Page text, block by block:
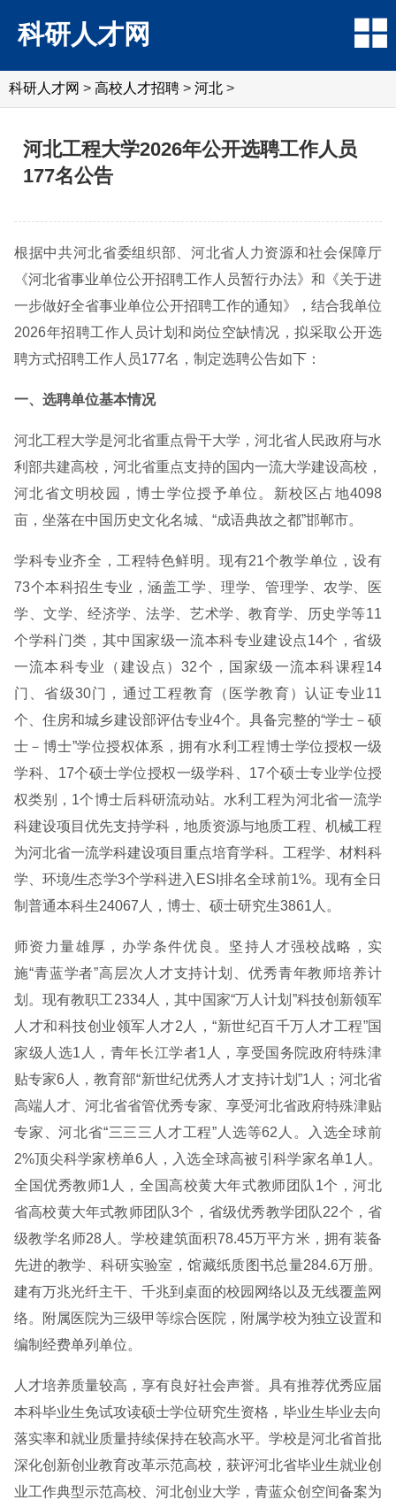
科研人才网
科研人才网 > 高校人才招聘 > 河北 >
河北工程大学2026年公开选聘工作人员
177名公告
根据中共河北省委组织部、河北省人力资源和社会保障厅
《河北省事业单位公开招聘工作人员暂行办法》和《关于进
一步做好全省事业单位公开招聘工作的通知》，结合我单位
2026年招聘工作人员计划和岗位空缺情况，拟采取公开选
聘方式招聘工作人员177名，制定选聘公告如下：
一、选聘单位基本情况
河北工程大学是河北省重点骨干大学，河北省人民政府与水
利部共建高校，河北省重点支持的国内一流大学建设高校，
河北省文明校园，博士学位授予单位。新校区占地4098
亩，坐落在中国历史文化名城、“成语典故之都”邯郸市。
学科专业齐全，工程特色鲜明。现有21个教学单位，设有
73个本科招生专业，涵盖工学、理学、管理学、农学、医
学、文学、经济学、法学、艺术学、教育学、历史学等11
个学科门类，其中国家级一流本科专业建设点14个，省级
一流本科专业（建设点）32个，国家级一流本科课程14
门、省级30门，通过工程教育（医学教育）认证专业11
个、住房和城乡建设部评估专业4个。具备完整的“学士－硕
士－博士”学位授权体系，拥有水利工程博士学位授权一级
学科、17个硕士学位授权一级学科、17个硕士专业学位授
权类别，1个博士后科研流动站。水利工程为河北省一流学
科建设项目优先支持学科，地质资源与地质工程、机械工程
为河北省一流学科建设项目重点培育学科。工程学、材料科
学、环境/生态学3个学科进入ESI排名全球前1%。现有全日
制普通本科生24067人，博士、硕士研究生3861人。
师资力量雄厚，办学条件优良。坚持人才强校战略，实
施“青蓝学者”高层次人才支持计划、优秀青年教师培养计
划。现有教职工2334人，其中国家“万人计划”科技创新领军
人才和科技创业领军人才2人，“新世纪百千万人才工程”国
家级人选1人，青年长江学者1人，享受国务院政府特殊津
贴专家6人，教育部“新世纪优秀人才支持计划”1人；河北省
高端人才、河北省省管优秀专家、享受河北省政府特殊津贴
专家、河北省“三三三人才工程”人选等62人。入选全球前
2%顶尖科学家榜单6人，入选全球高被引科学家名单1人。
全国优秀教师1人，全国高校黄大年式教师团队1个，河北
省高校黄大年式教师团队3个，省级优秀教学团队22个，省
级教学名师28人。学校建筑面积78.45万平方米，拥有装备
先进的教学、科研实验室，馆藏纸质图书总量284.6万册。
建有万兆光纤主干、千兆到桌面的校园网络以及无线覆盖网
络。附属医院为三级甲等综合医院，附属学校为独立设置和
编制经费单列单位。
人才培养质量较高，享有良好社会声誉。具有推荐优秀应届
本科毕业生免试攻读硕士学位研究生资格，毕业生毕业去向
落实率和就业质量持续保持在较高水平。学校是河北省首批
深化创新创业教育改革示范高校，获评河北省毕业生就业创
业工作典型示范高校、河北创业大学，青蓝众创空间备案为